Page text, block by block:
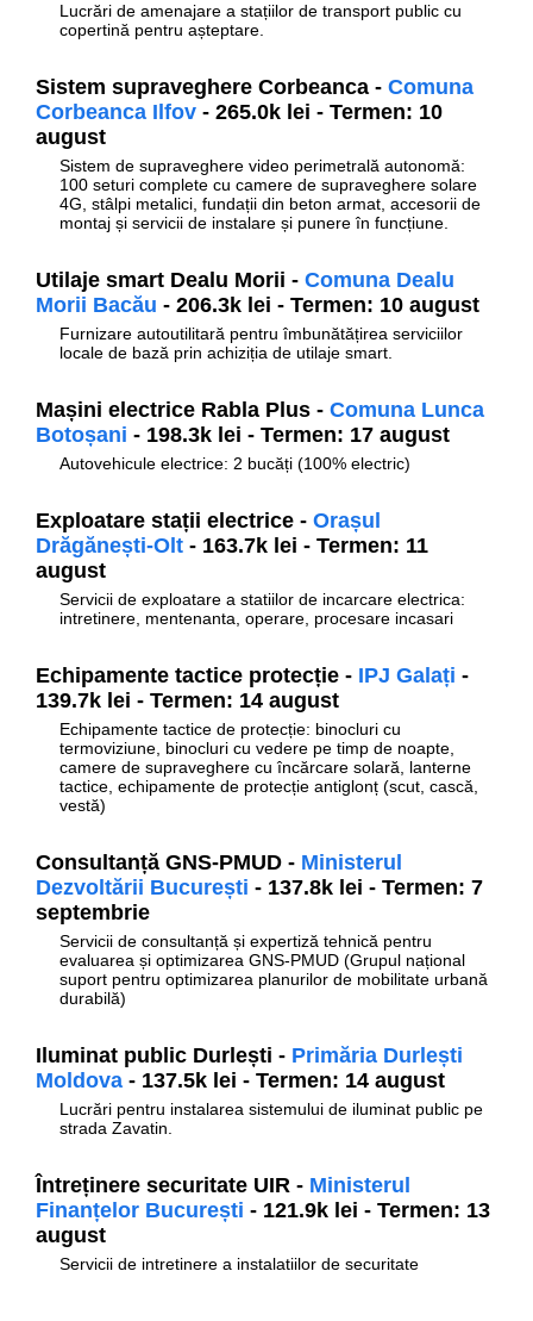
Lucrări de amenajare a stațiilor de transport public cu
copertină pentru așteptare.
Sistem supraveghere Corbeanca - Comuna
Corbeanca Ilfov - 265.0k lei - Termen: 10
august
Sistem de supraveghere video perimetrală autonomă:
100 seturi complete cu camere de supraveghere solare
4G, stâlpi metalici, fundații din beton armat, accesorii de
montaj și servicii de instalare și punere în funcțiune.
Utilaje smart Dealu Morii - Comuna Dealu
Morii Bacău - 206.3k lei - Termen: 10 august
Furnizare autoutilitară pentru îmbunătățirea serviciilor
locale de bază prin achiziția de utilaje smart.
Mașini electrice Rabla Plus - Comuna Lunca
Botoșani - 198.3k lei - Termen: 17 august
Autovehicule electrice: 2 bucăți (100% electric)
Exploatare stații electrice - Orașul
Drăgănești-Olt - 163.7k lei - Termen: 11
august
Servicii de exploatare a statiilor de incarcare electrica:
intretinere, mentenanta, operare, procesare incasari
Echipamente tactice protecție - IPJ Galați -
139.7k lei - Termen: 14 august
Echipamente tactice de protecție: binocluri cu
termoviziune, binocluri cu vedere pe timp de noapte,
camere de supraveghere cu încărcare solară, lanterne
tactice, echipamente de protecție antiglonț (scut, cască,
vestă)
Consultanță GNS-PMUD - Ministerul
Dezvoltării București - 137.8k lei - Termen: 7
septembrie
Servicii de consultanță și expertiză tehnică pentru
evaluarea și optimizarea GNS-PMUD (Grupul național
suport pentru optimizarea planurilor de mobilitate urbană
durabilă)
Iluminat public Durlești - Primăria Durlești
Moldova - 137.5k lei - Termen: 14 august
Lucrări pentru instalarea sistemului de iluminat public pe
strada Zavatin.
Întreținere securitate UIR - Ministerul
Finanțelor București - 121.9k lei - Termen: 13
august
Servicii de intretinere a instalatiilor de securitate